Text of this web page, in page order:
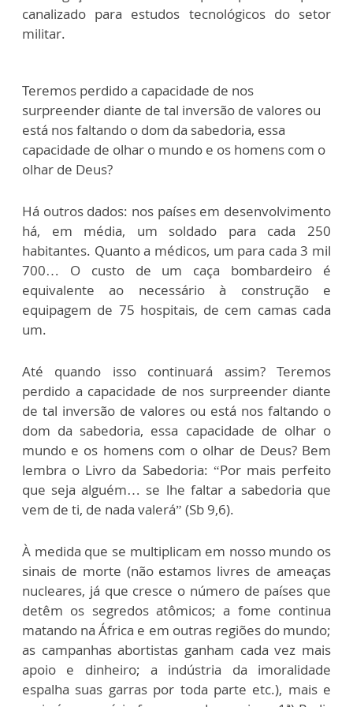
canalizado para estudos tecnológicos do setor
militar.
Teremos perdido a capacidade de nos
surpreender diante de tal inversão de valores ou
está nos faltando o dom da sabedoria, essa
capacidade de olhar o mundo e os homens com o
olhar de Deus?
Há outros dados: nos países em desenvolvimento
há, em média, um soldado para cada 250
habitantes. Quanto a médicos, um para cada 3 mil
700… O custo de um caça bombardeiro é
equivalente ao necessário à construção e
equipagem de 75 hospitais, de cem camas cada
um.
Até quando isso continuará assim? Teremos
perdido a capacidade de nos surpreender diante
de tal inversão de valores ou está nos faltando o
dom da sabedoria, essa capacidade de olhar o
mundo e os homens com o olhar de Deus? Bem
lembra o Livro da Sabedoria: “Por mais perfeito
que seja alguém… se lhe faltar a sabedoria que
vem de ti, de nada valerá” (Sb 9,6).
À medida que se multiplicam em nosso mundo os
sinais de morte (não estamos livres de ameaças
nucleares, já que cresce o número de países que
detêm os segredos atômicos; a fome continua
matando na África e em outras regiões do mundo;
as campanhas abortistas ganham cada vez mais
apoio e dinheiro; a indústria da imoralidade
espalha suas garras por toda parte etc.), mais e